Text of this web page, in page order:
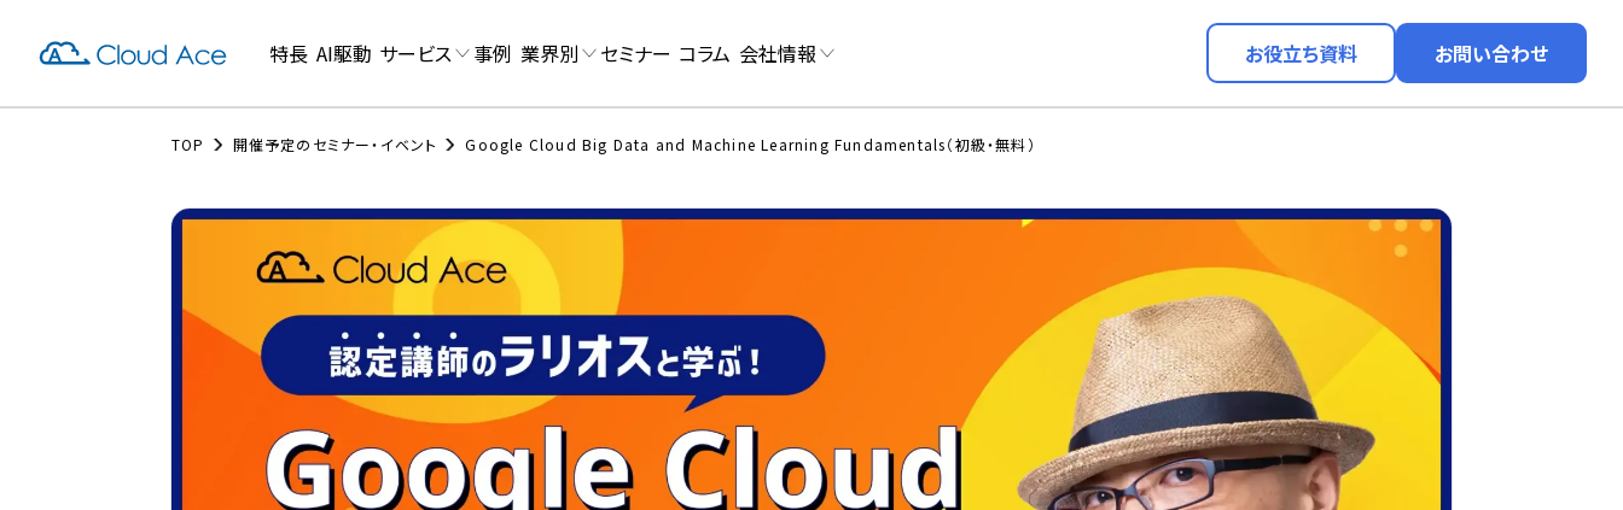
特長 AI駆動 サービス 事例 業界別 セミナー コラム 会社情報 お役立ち資料 お問い合わせ
TOP 開催予定のセミナー・イベント Google Cloud Big Data and Machine Learning Fundamentals（初級・無料）